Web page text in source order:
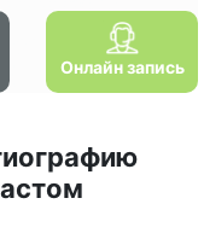
Онлайн запись